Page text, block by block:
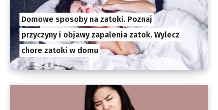
Domowe sposoby na zatoki. Poznaj
przyczyny i objawy zapalenia zatok. Wylecz
chore zatoki w domu